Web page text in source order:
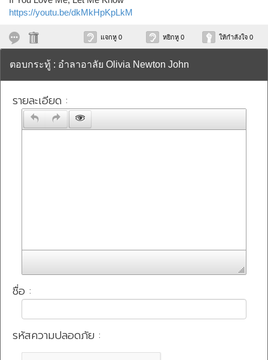
https://youtu.be/dkMkHpKpLkM
แจกหู 0 หยิกหู 0 ให้กำลังใจ 0
ตอบกระทู้ : อำลาอาลัย Olivia Newton John
รายละเอียด :
ชื่อ :
รหัสความปลอดภัย :